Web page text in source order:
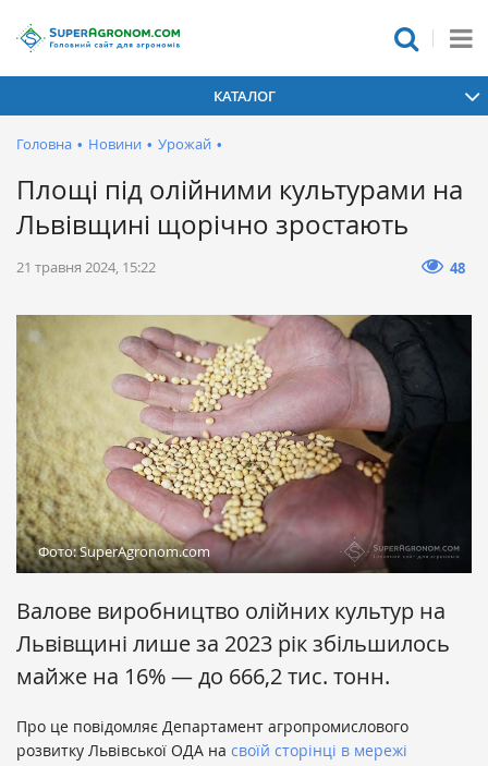
КАТАЛОГ
Головна • Новини • Урожай •
Площі під олійними культурами на
Львівщині щорічно зростають
21 травня 2024, 15:22 48
Фото: SuperAgronom.com
Валове виробництво олійних культур на
Львівщині лише за 2023 рік збільшилось
майже на 16% — до 666,2 тис. тонн.
Про це повідомляє Департамент агропромислового
розвитку Львівської ОДА на своїй сторінці в мережі